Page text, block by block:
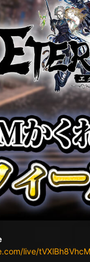
live/tVXlBh8VhcM